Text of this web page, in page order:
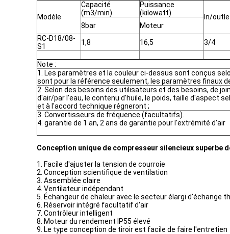
Modèle
Capacité
(m3/min)
Puissance
(kilowatt)
In/
8bar Moteur
RC-D18/08-
S1
1,8 16,5 3/4
Note :
1. Les paramètres et la couleur ci-dessus sont conçus
sont pour la référence seulement, les paramètres finaux
2. Selon des besoins des utilisateurs et des besoins, de
d'air/par l'eau, le contenu d'huile, le poids, taille d'aspect
et à l'accord technique régneront ;
3. Convertisseurs de fréquence (facultatifs).
4. garantie de 1 an, 2 ans de garantie pour l'extrémité d'air
Conception unique de compresseur silencieux superbe
1. Facile d'ajuster la tension de courroie
2. Conception scientifique de ventilation
3. Assemblée claire
4. Ventilateur indépendant
5. Échangeur de chaleur avec le secteur élargi d'échange
6. Réservoir intégré facultatif d'air
7. Contrôleur intelligent
8. Moteur du rendement IP55 élevé
9. Le type conception de tiroir est facile de faire l'entretien